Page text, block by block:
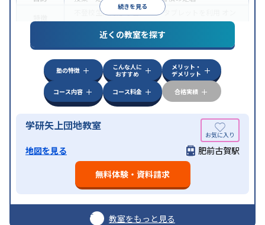
続きを見る
不登校生に対応学習にPC・タブレットを利用
ライン対応
近くの教室を探す
塾の特徴
こんな人に
おすすめ
メリット・
デメリット
コース内容
コース料金 合格実績
学研矢上団地教室
地図を見る
肥前古賀駅
無料体験・資料請求
教室をもっと見る